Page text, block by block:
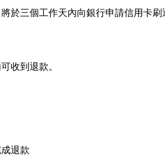
於三個工作天內向銀行申請信用卡刷
收到退款。
退款